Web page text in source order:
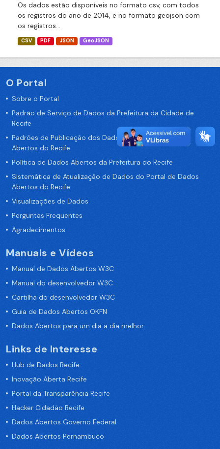
Os dados estão disponíveis no formato csv, com todos
os registros do ano de 2014, e no formato geojson com
os registros...
CSV PDF JSON GeoJSON
O Portal
Sobre o Portal
Padrão de Serviço de Dados da Prefeitura da Cidade de
Recife
Padrões de Publicação dos Dados no Portal de Dados
Abertos do Recife
Política de Dados Abertos da Prefeitura do Recife
Sistemática de Atualização de Dados do Portal de Dados
Abertos do Recife
Visualizações de Dados
Perguntas Frequentes
Agradecimentos
Manuais e Vídeos
Manual de Dados Abertos W3C
Manual do desenvolvedor W3C
Cartilha do desenvolvedor W3C
Guia de Dados Abertos OKFN
Dados Abertos para um dia a dia melhor
Links de Interesse
Hub de Dados Recife
Inovação Aberta Recife
Portal da Transparência Recife
Hacker Cidadão Recife
Dados Abertos Governo Federal
Dados Abertos Pernambuco